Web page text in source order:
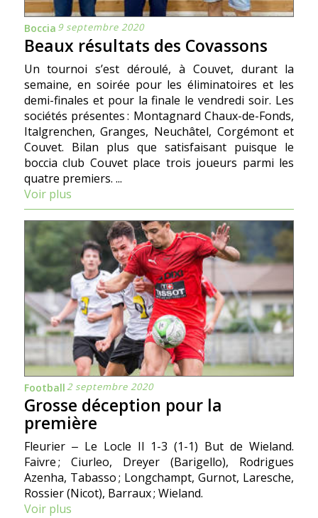
Boccia 9 septembre 2020
Beaux résultats des Covassons
Un tournoi s’est déroulé, à Couvet, durant la
semaine, en soirée pour les éliminatoires et les
demi-finales et pour la finale le vendredi soir. Les
sociétés présentes : Montagnard Chaux-de-Fonds,
Italgrenchen, Granges, Neuchâtel, Corgémont et
Couvet. Bilan plus que satisfaisant puisque le
boccia club Couvet place trois joueurs parmi les
quatre premiers. ...
Voir plus
Football2 septembre 2020
Grosse déception pour la
première
Fleurier ‒ Le Locle II 1-3 (1-1) But de Wieland.
Faivre ; Ciurleo, Dreyer (Barigello), Rodrigues
Azenha, Tabasso ; Longchampt, Gurnot, Laresche,
Rossier (Nicot), Barraux ; Wieland.
Voir plus